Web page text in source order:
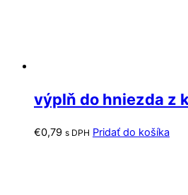
výplň do hniezda z
€0,79 s DPH Pridať do košíka